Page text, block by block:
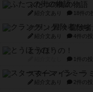
ふたつの街の物語
紹介文あり 18件の
クランク! ：冒険者
紹介文あり 4件の投
とうほうの！
1件の投
スターマイン・ラ
紹介文あり 2件の投